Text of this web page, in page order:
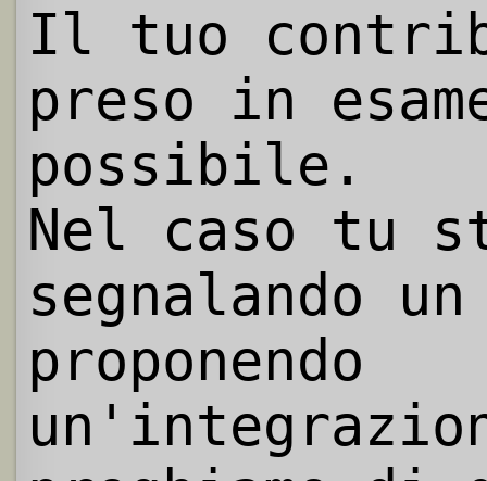
Il tuo
preso in
possibile.
Nel caso tu
segnalando
proponendo